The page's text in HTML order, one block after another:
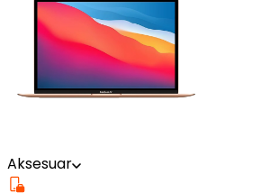
Aksesuar